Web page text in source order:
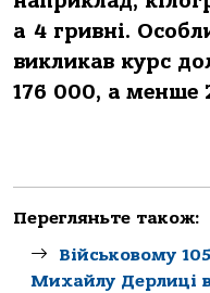
а 4 гривні.
викликав курс
176 000, а менше
Перегляньте також:
Військовому
Михайлу Дерлиці